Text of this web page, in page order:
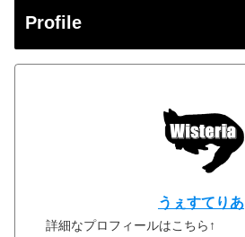
Profile
うぇすてりあ
詳細なプロフィールはこちら↑